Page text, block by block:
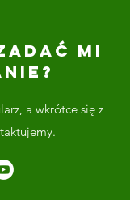
MI
a wkrótce się z